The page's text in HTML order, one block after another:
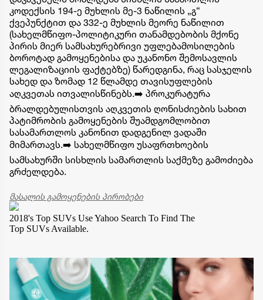
კოდექსის 194-ე მუხლის მე-3 ნაწილის „გ“
ქვეპუნქტით და 332-ე მუხლის მეორე ნაწილით
(სახელმწიფო-პოლიტიკური თანამდებობის მქონე
პირის მიერ სამსახურებრივი უფლებამოსილების
ბოროტად გამოყენებისა და უკანონო შემოსავლის
ლეგალიზაციის ფაქტებზე) წარედგინა, რაც სასჯელის
სახედ და ზომად 12 წლამდე თავისუფლების
აღკვეთას ითვალისწინებს.➡️ პროკურატურა
ბრალდებულისთვის აღკვეთის ღონისძიების სახით
პატიმრობის გამოყენების შუამდგომლობით
სასამართლოს კანონით დადგენილ ვადაში
მიმართავს.➡️ სახელმწიფო უსაფრთხოების
სამსახურში სისხლის სამართლის საქმეზე გამოძიება
გრძელდება.
მასალის გამოყენების პირობები
2018's Top SUVs Use Yahoo Search To Find The
Top SUVs Available.